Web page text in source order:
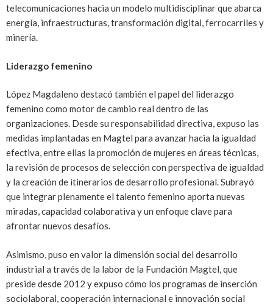
telecomunicaciones hacia un modelo multidisciplinar que abarca
energía, infraestructuras, transformación digital, ferrocarriles y
minería.
Liderazgo femenino
López Magdaleno destacó también el papel del liderazgo
femenino como motor de cambio real dentro de las
organizaciones. Desde su responsabilidad directiva, expuso las
medidas implantadas en Magtel para avanzar hacia la igualdad
efectiva, entre ellas la promoción de mujeres en áreas técnicas,
la revisión de procesos de selección con perspectiva de igualdad
y la creación de itinerarios de desarrollo profesional. Subrayó
que integrar plenamente el talento femenino aporta nuevas
miradas, capacidad colaborativa y un enfoque clave para
afrontar nuevos desafíos.
Asimismo, puso en valor la dimensión social del desarrollo
industrial a través de la labor de la Fundación Magtel, que
preside desde 2012 y expuso cómo los programas de inserción
sociolaboral, cooperación internacional e innovación social